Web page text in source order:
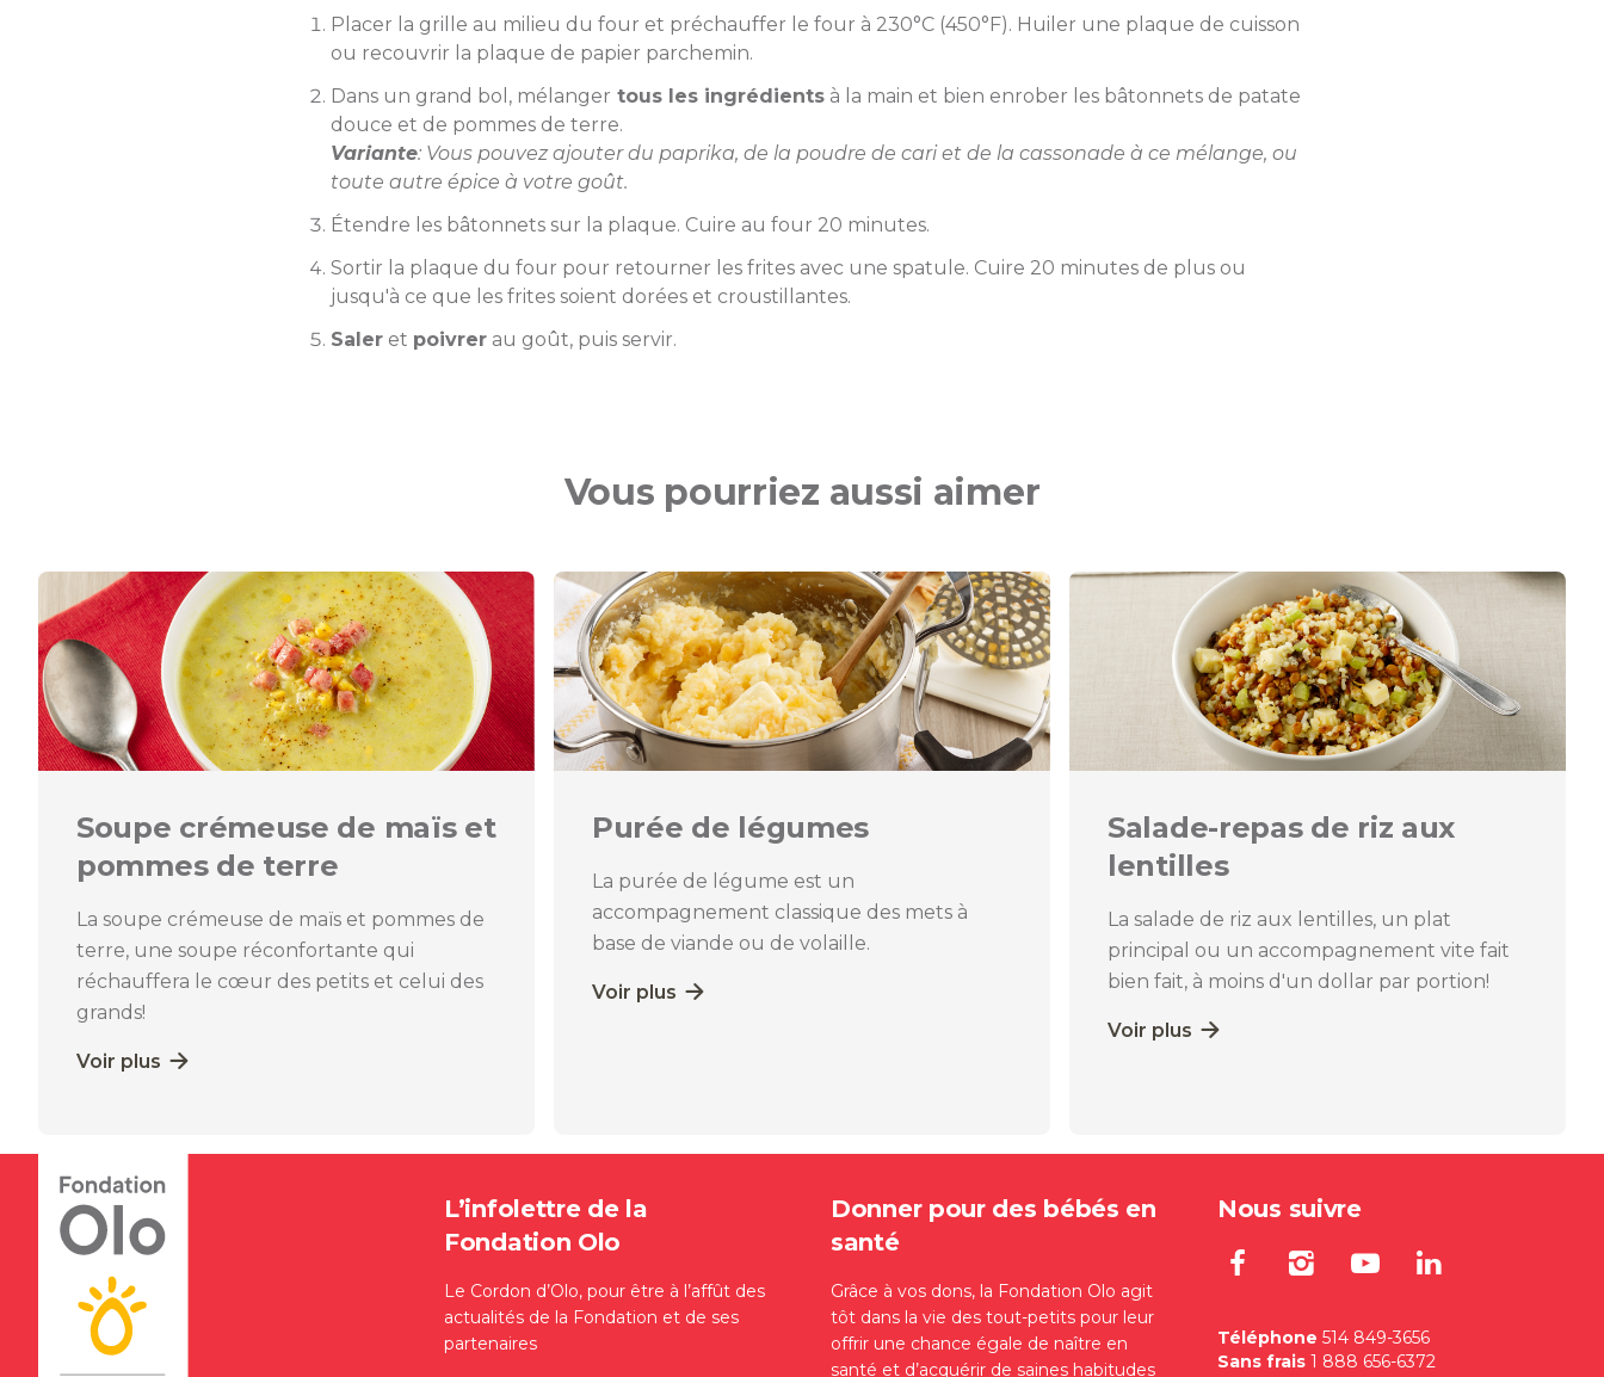
Placer la grille au milieu du four et préchauffer le four à 230°C (450°F). Huiler une plaque de cuisson
ou recouvrir la plaque de papier parchemin.
Dans un grand bol, mélanger tous les ingrédients à la main et bien enrober les bâtonnets de patate
douce et de pommes de terre.
Variante: Vous pouvez ajouter du paprika, de la poudre de cari et de la cassonade à ce mélange, ou
toute autre épice à votre goût.
Étendre les bâtonnets sur la plaque. Cuire au four 20 minutes.
Sortir la plaque du four pour retourner les frites avec une spatule. Cuire 20 minutes de plus ou
jusqu'à ce que les frites soient dorées et croustillantes.
Saler et poivrer au goût, puis servir.
Vous pourriez aussi aimer
Soupe crémeuse de maïs et
pommes de terre
La soupe crémeuse de maïs et pommes de
terre, une soupe réconfortante qui
réchauffera le cœur des petits et celui des
grands!
Voir plus
Purée de légumes
La purée de légume est un
accompagnement classique des mets à
base de viande ou de volaille.
Voir plus
Salade-repas de riz aux
lentilles
La salade de riz aux lentilles, un plat
principal ou un accompagnement vite fait
bien fait, à moins d'un dollar par portion!
Voir plus
L’infolettre de la
Fondation Olo
Le Cordon d’Olo, pour être à l’affût des
actualités de la Fondation et de ses
partenaires
Donner pour des bébés en
santé
Grâce à vos dons, la Fondation Olo agit
tôt dans la vie des tout-petits pour leur
offrir une chance égale de naître en
santé et d’acquérir de saines habitudes
Nous suivre
Lien externe au site.
Lien externe au
Lien externe
Téléphone 514 849-3656
Sans frais 1 888 656-6372